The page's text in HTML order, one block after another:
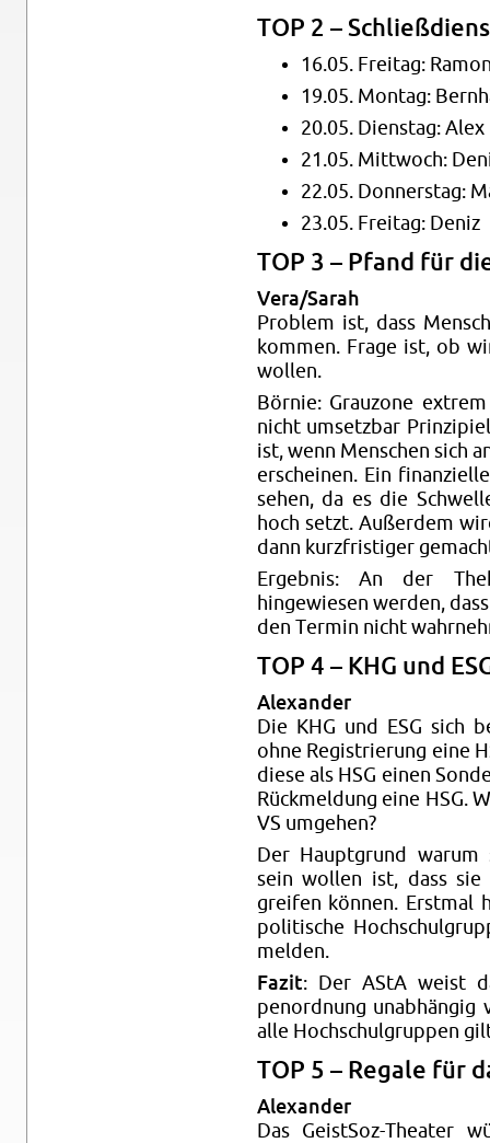
TOP 2 –
16.05. Fre­itag:
19.05. Mon­tag:
20.05. Di­en­stag: Alex
21.05. Mittwoch:
22.05. Don­ner­stag:
23.05. Fre­itag: Deniz
TOP 3 – Pfand für
Vera/Sarah
Prob­lem ist, dass
kom­men. Frage ist, ob
wollen.
Börnie: Grau­zone
nicht um­set­zbar
ist, wenn Men­schen sich
er­scheinen. Ein
se­hen, da es die
hoch setzt. Außerdem
dann kurzfristiger
Ergeb­nis: An der
hingewiesen wer­den,
den Ter­min nicht
TOP 4 – KHG und
Alexan­der
Die KHG und ESG sich
ohne Reg­istrierung eine
diese als HSG einen
Rück­mel­dung eine HSG.
VS umge­hen?
Der Haupt­grund warum
sein wollen ist, dass
greifen können. Er­st­mal
poli­tis­che
melden.
Fazit: Der AStA weist
penord­nung unabhängig
alle Hochschul­grup­pen
TOP 5 – Re­gale für
Alexan­der
Das Geist­Soz-The­ater